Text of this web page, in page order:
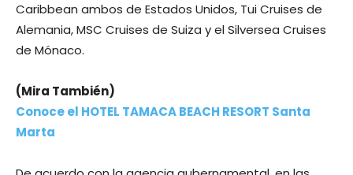
Caribbean ambos de Estados Unidos, Tui Cruises de
Alemania, MSC Cruises de Suiza y el Silversea Cruises
de Mónaco.
(Mira También)
Conoce el HOTEL TAMACA BEACH RESORT Santa
Marta